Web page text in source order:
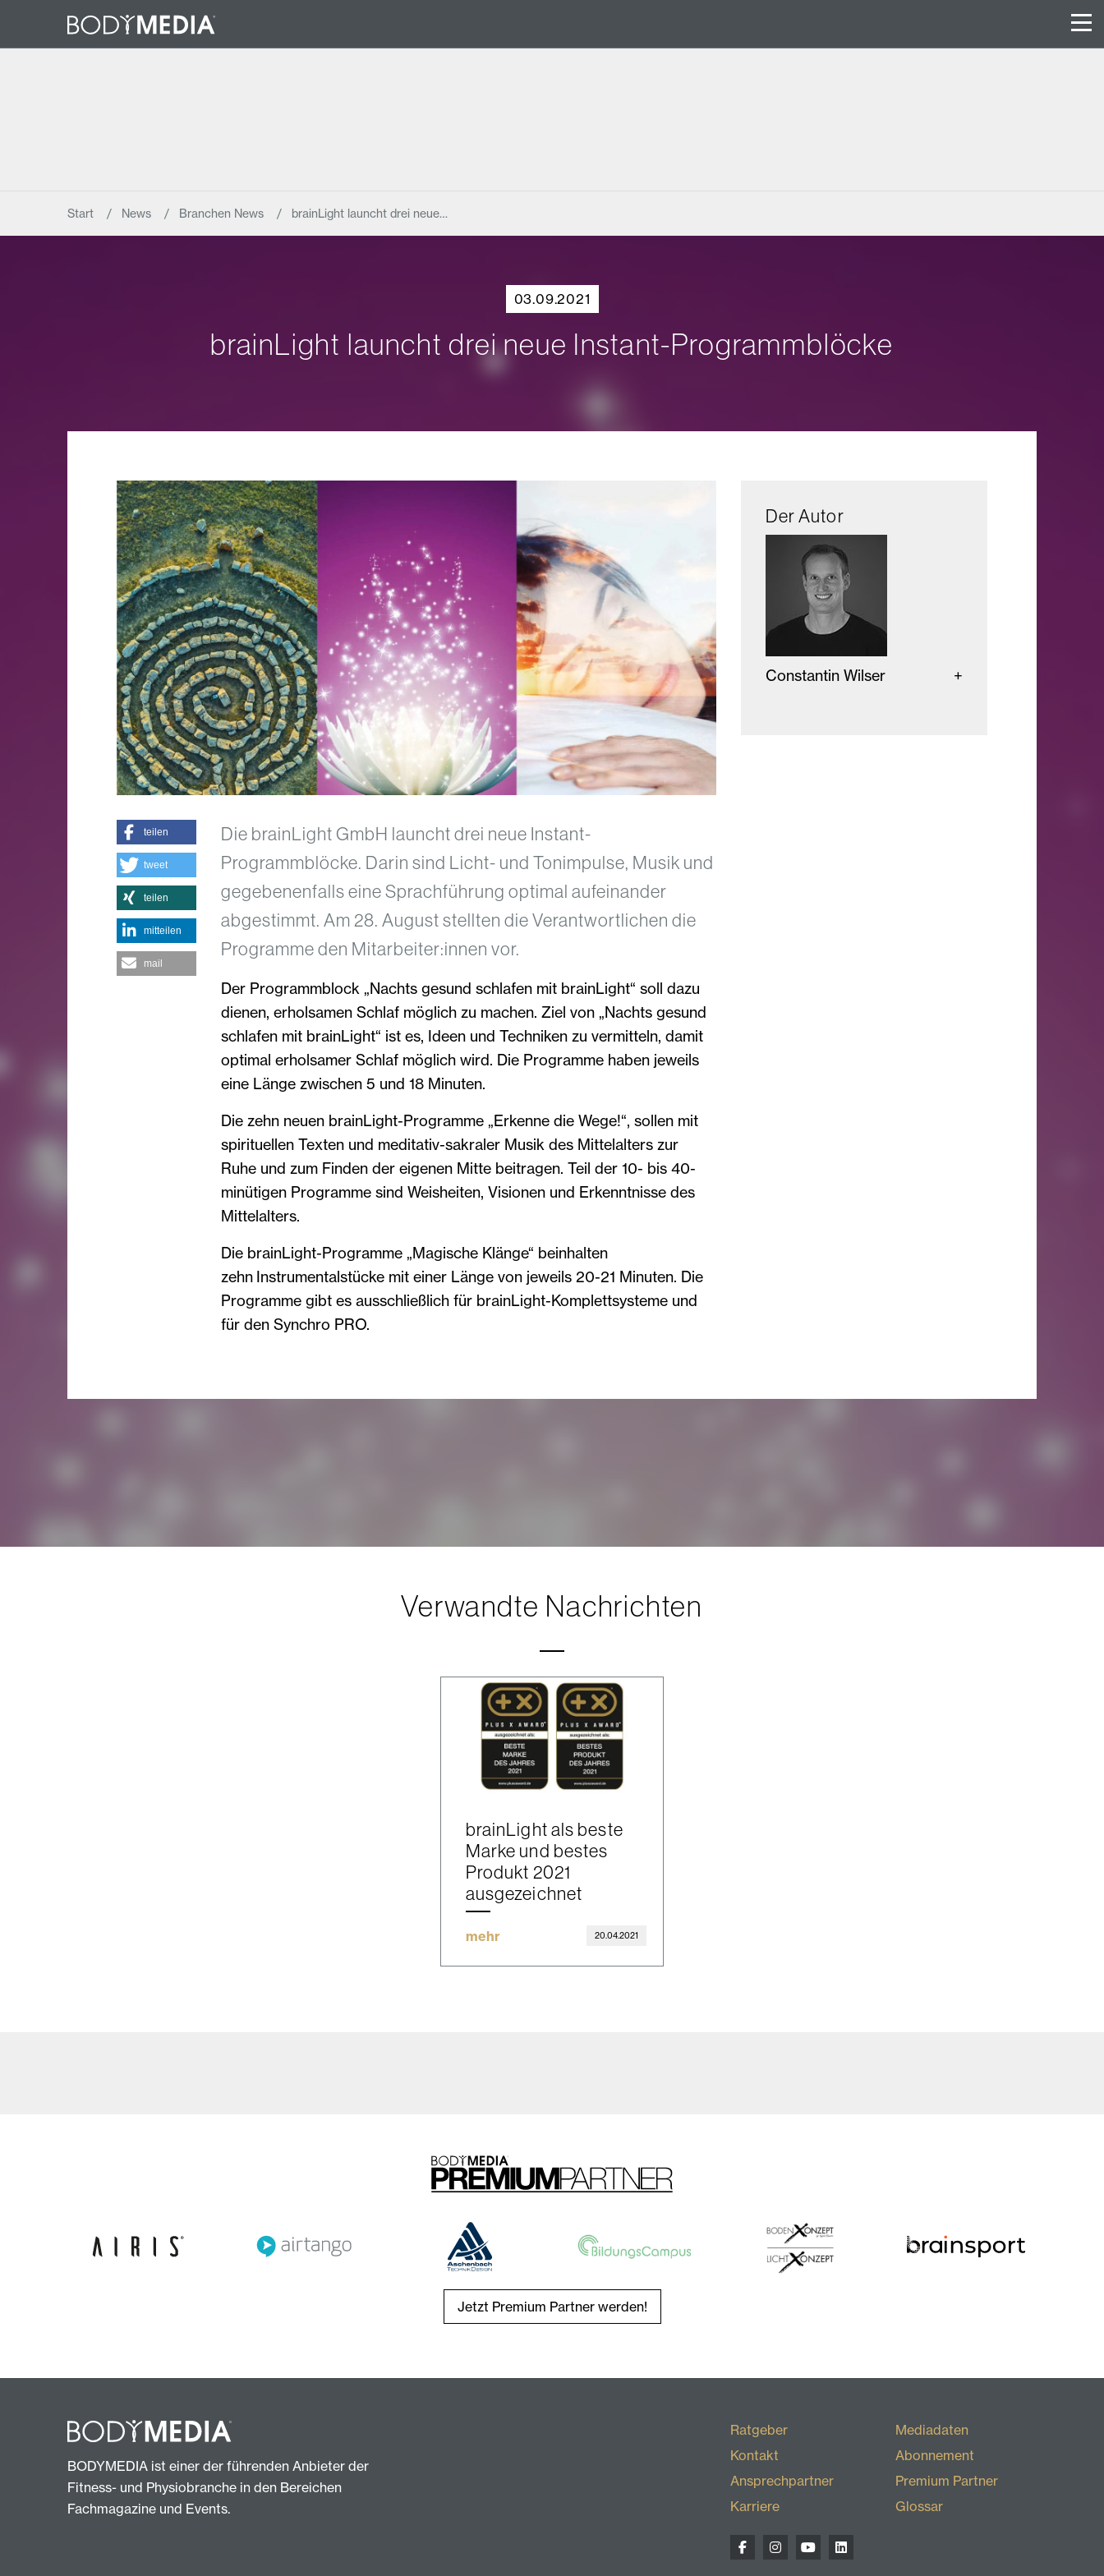
Start News Branchen News brainLight launcht drei neue…
03.09.2021
brainLight launcht drei neue Instant-Programmblöcke
Die brainLight GmbH launcht drei neue Instant-
Programmblöcke. Darin sind Licht- und Tonimpulse, Musik und
gegebenenfalls eine Sprachführung optimal aufeinander
abgestimmt. Am 28. August stellten die Verantwortlichen die
Programme den Mitarbeiter:innen vor.
Der Programmblock „Nachts gesund schlafen mit brainLight“ soll dazu
dienen, erholsamen Schlaf möglich zu machen. Ziel von „Nachts gesund
schlafen mit brainLight“ ist es, Ideen und Techniken zu vermitteln, damit
optimal erholsamer Schlaf möglich wird. Die Programme haben jeweils
eine Länge zwischen 5 und 18 Minuten.
Die zehn neuen brainLight-Programme „Erkenne die Wege!“, sollen mit
spirituellen Texten und meditativ-sakraler Musik des Mittelalters zur
Ruhe und zum Finden der eigenen Mitte beitragen. Teil der 10- bis 40-
minütigen Programme sind Weisheiten, Visionen und Erkenntnisse des
Mittelalters.
Die brainLight-Programme „Magische Klänge“ beinhalten
zehn Instrumentalstücke mit einer Länge von jeweils 20-21 Minuten. Die
Programme gibt es ausschließlich für brainLight-Komplettsysteme und
für den Synchro PRO.
teilen
tweet
teilen
mitteilen
mail
Der Autor
Constantin Wilser
Verwandte Nachrichten
brainLight als beste
Marke und bestes
Produkt 2021
ausgezeichnet
mehr 20.04.2021
Jetzt Premium Partner werden!
BODYMEDIA ist einer der führenden Anbieter der
Fitness- und Physiobranche in den Bereichen
Fachmagazine und Events.
Ratgeber
Kontakt
Ansprechpartner
Karriere
Mediadaten
Abonnement
Premium Partner
Glossar